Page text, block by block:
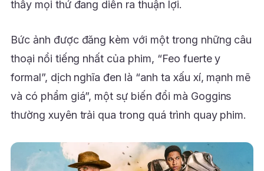
thấy mọi thứ đang diễn ra thuận lợi.
Bức ảnh được đăng kèm với một trong những câu
thoại nổi tiếng nhất của phim, “Feo fuerte y
formal”, dịch nghĩa đen là “anh ta xấu xí, mạnh mẽ
và có phẩm giá”, một sự biến đổi mà Goggins
thường xuyên trải qua trong quá trình quay phim.